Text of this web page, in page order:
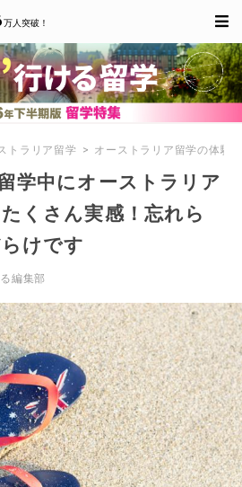
万人突破！
トラリア留学 オーストラリア留学の体験
学中にオーストラリア
くさん実感！忘れら
けです
編集部